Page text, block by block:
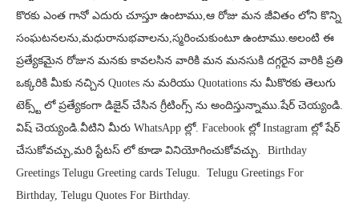
కొరకు ఎంత గానో ఎదురు చూస్తూ ఉంటాము,ఆ రోజు మన జీవితం లోని కొన్ని
సంఘటనలను,మధురానుభవాలను,స్మరించుకుంటూ ఉంటాము.అలంటి ఈ
ప్రత్యేకమైన రోజున మనకు కావలసిన వారికి మన మనసుకి దగ్గరైన వారికి ప్రతి
ఒక్కరికి మీకు నచ్చిన Quotes ను మరియు Quotations ను మీకొరకు తెలుగు
టెక్స్ట్ లో ప్రత్యేకంగా డిజైన్ చేసిన గ్రీటింగ్స్ ను అందిస్తున్నాము.షేర్ చెయ్యండి.
విష్ చెయ్యండి.వీటిని మీరు WhatsApp ల్లో. Facebook ల్లో Instagram ల్లో షేర్
చేసుకోవచ్చు,మరి స్టేటస్ లో కూడా వినియోగించుకోవచ్చు. Birthday
Greetings Telugu Greeting cards Telugu. Telugu Greetings For
Birthday, Telugu Quotes For Birthday.